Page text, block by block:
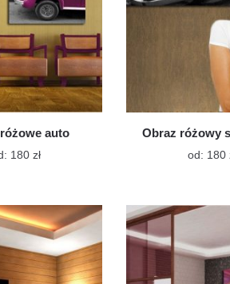
stronie
produktu
auto
180 złTen
wiele
wariantów.
Opcje
można
wybrać
Obraz różowy
od: 180